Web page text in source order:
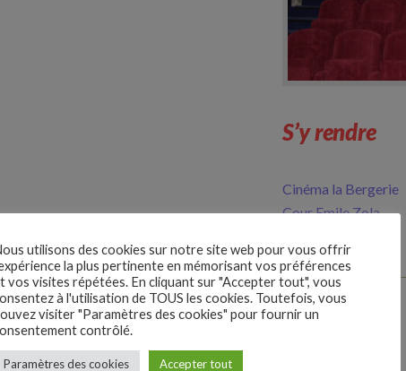
S’y rendre
Cinéma la Bergerie
Cour Emile Zola
Séances
utilisons des cookies sur notre site web pour vous offrir
la plus pertinente en mémorisant vos préférences
vos visites répétées. En cliquant sur "Accepter tout", vous
à l'utilisation de TOUS les cookies. Toutefois, vous
visiter "Paramètres des cookies" pour fournir un
contrôlé.
Paramètres des cookies Accepter tout